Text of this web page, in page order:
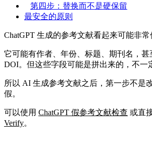
第四步：替换而不是硬保留
最安全的原则
ChatGPT 生成的参考文献看起来可能非常
它可能有作者、年份、标题、期刊名，甚
DOI。但这些字段可能是拼出来的，不一
所以 AI 生成参考文献之后，第一步不是
假。
可以使用 ChatGPT 假参考文献检查 或直
Verify。